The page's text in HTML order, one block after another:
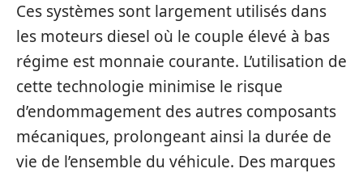
Ces systèmes sont largement utilisés dans
les moteurs diesel où le couple élevé à bas
régime est monnaie courante. L’utilisation de
cette technologie minimise le risque
d’endommagement des autres composants
mécaniques, prolongeant ainsi la durée de
vie de l’ensemble du véhicule. Des marques